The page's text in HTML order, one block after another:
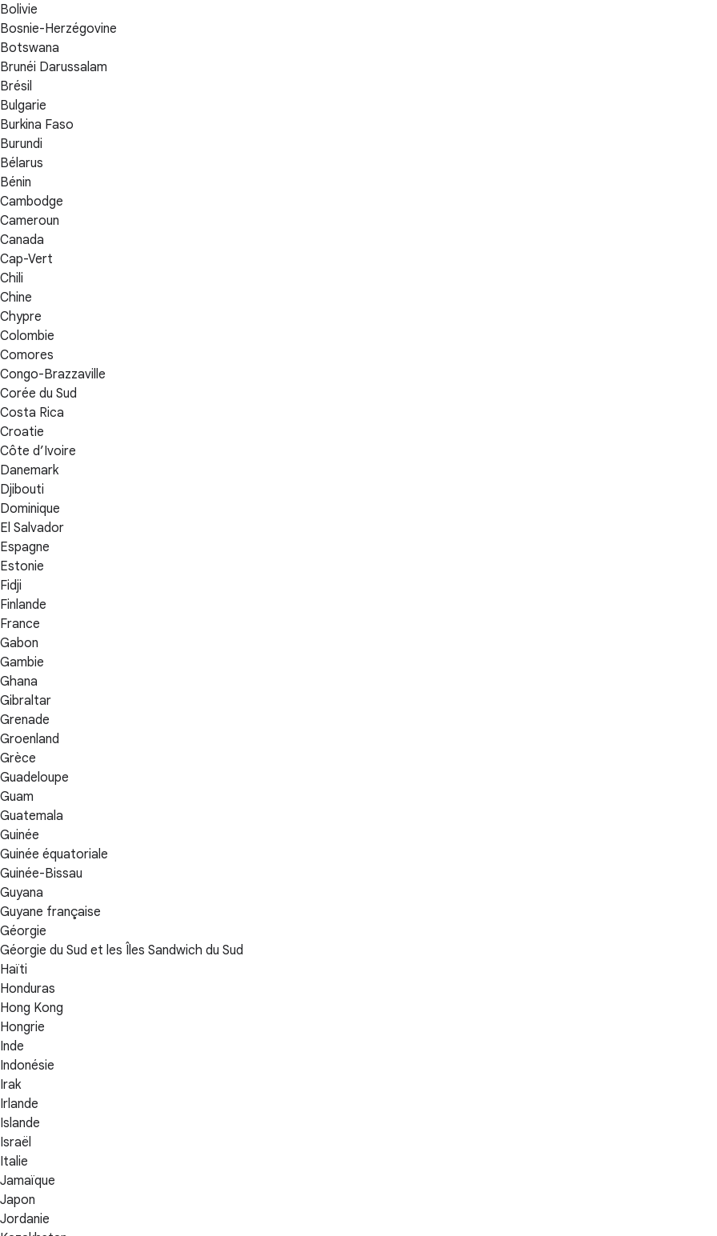
Bolivie
Bosnie-Herzégovine
Botswana
Brunéi Darussalam
Brésil
Bulgarie
Burkina Faso
Burundi
Bélarus
Bénin
Cambodge
Cameroun
Canada
Cap-Vert
Chili
Chine
Chypre
Colombie
Comores
Congo-Brazzaville
Corée du Sud
Costa Rica
Croatie
Côte d’Ivoire
Danemark
Djibouti
Dominique
El Salvador
Espagne
Estonie
Fidji
Finlande
France
Gabon
Gambie
Ghana
Gibraltar
Grenade
Groenland
Grèce
Guadeloupe
Guam
Guatemala
Guinée
Guinée équatoriale
Guinée-Bissau
Guyana
Guyane française
Géorgie
Géorgie du Sud et les Îles Sandwich du Sud
Haïti
Honduras
Hong Kong
Hongrie
Inde
Indonésie
Irak
Irlande
Islande
Israël
Italie
Jamaïque
Japon
Jordanie